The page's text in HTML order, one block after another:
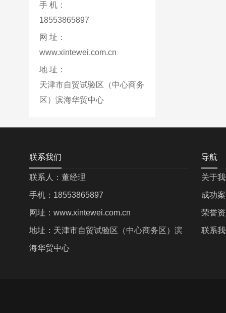
手 机：
18553865897
网 址：
www.xintewei.com.cn
地 址：
天津市自贸试验区（中心商务
区）滨海华贸中心
联系我们
联系人：董经理
手机：18553865897
网址：www.xintewei.com.cn
地址：天津市自贸试验区（中心商务区）滨
海华贸中心
导航
关于
成功
荣誉
联系